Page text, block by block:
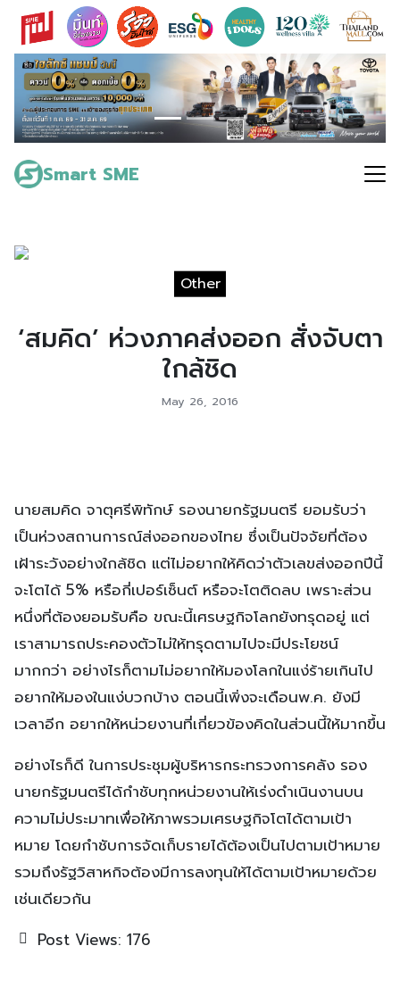
Skip
content
Smart SME
Search
for:
Other
‘สมคิด’ ห่วงภาคส่งออก สั่งจับตา
ใกล้ชิด
May 26, 2016
นายสมคิด จาตุศรีพิทักษ์ รองนายกรัฐมนตรี ยอมรับว่า
เป็นห่วงสถานการณ์ส่งออกของไทย ซึ่งเป็นปัจจัยที่ต้อง
เฝ้าระวังอย่างใกล้ชิด แต่ไม่อยากให้คิดว่าตัวเลขส่งออกปีนี้
จะโตได้ 5% หรือกี่เปอร์เซ็นต์ หรือจะโตติดลบ เพราะส่วน
หนึ่งที่ต้องยอมรับคือ ขณะนี้เศรษฐกิจโลกยังทรุดอยู่ แต่
เราสามารถประคองตัวไม่ให้ทรุดตามไปจะมีประโยชน์
มากกว่า อย่างไรก็ตามไม่อยากให้มองโลกในแง่ร้ายเกินไป
อยากให้มองในแง่บวกบ้าง ตอนนี้เพิ่งจะเดือนพ.ค. ยังมี
เวลาอีก อยากให้หน่วยงานที่เกี่ยวข้องคิดในส่วนนี้ให้มากขึ้น
อย่างไรก็ดี ในการประชุมผู้บริหารกระทรวงการคลัง รอง
นายกรัฐมนตรีได้กำชับทุกหน่วยงานให้เร่งดำเนินงานบน
ความไม่ประมาทเพื่อให้ภาพรวมเศรษฐกิจโตได้ตามเป้า
หมาย โดยกำชับการจัดเก็บรายได้ต้องเป็นไปตามเป้าหมาย
รวมถึงรัฐวิสาหกิจต้องมีการลงทุนให้ได้ตามเป้าหมายด้วย
เช่นเดียวกัน
Post Views: 176